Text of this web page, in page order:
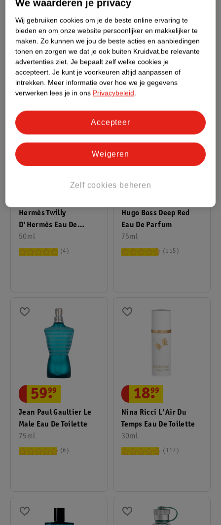
Homme Eau De Toilette
125ml
593
Her Vibes Of Freedom
Eau De Parfum
50ml
28
Hermès Twilly
D'Hermès Eau De
Parfum
50ml
4
Hugo Boss Deep Red
Eau De Parfum
75ml
115
Jean Paul Gaultier Le
Male Eau De Toilette
75ml
59.
99
6
Nina Ricci L'Air Du
Temps Eau De Toilette
30ml
18.
99
317
We waarderen je privacy
Wij gebruiken cookies om je de beste online ervaring te
bieden en om onze website persoonlijker en makkelijker te
maken. Zo kunnen we jou de beste acties en aanbiedingen
tonen en zorgen we dat je ook buiten Kruidvat.be relevante
advertenties ziet. Je bepaalt zelf welke cookies je
accepteert. Je kunt je voorkeuren altijd aanpassen of
intrekken. Meer informatie over hoe we je gegevens
verwerken lees je in ons Privacybeleid.
Zelf cookies beheren
Weigeren
Accepteer